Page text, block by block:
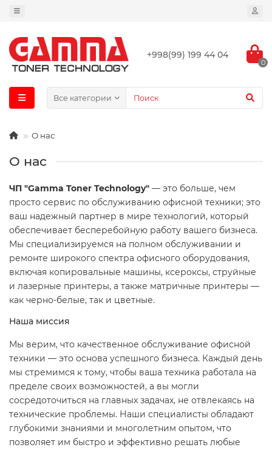
+998(99) 199 44 04
0
Все категории
О нас
О нас
ЧП "Gamma Toner Technology" — это больше, чем
просто сервис по обслуживанию офисной техники; это
ваш надежный партнер в мире технологий, который
обеспечивает бесперебойную работу вашего бизнеса.
Мы специализируемся на полном обслуживании и
ремонте широкого спектра офисного оборудования,
включая копировальные машины, ксероксы, струйные
и лазерные принтеры, а также матричные принтеры —
как черно-белые, так и цветные.
Наша миссия
Мы верим, что качественное обслуживание офисной
техники — это основа успешного бизнеса. Каждый день
мы стремимся к тому, чтобы ваша техника работала на
пределе своих возможностей, а вы могли
сосредоточиться на главных задачах, не отвлекаясь на
технические проблемы. Наши специалисты обладают
глубокими знаниями и многолетним опытом, что
позволяет им быстро и эффективно решать любые